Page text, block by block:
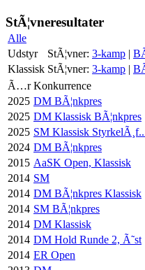
StÃ¦vneresultater
Alle
Udstyr
StÃ¦vner: 3-kamp |
Klassisk StÃ¦vner: 3-kamp |
Ã…r Konkurrence
2025 DM BÃ¦nkpres
2025 DM Klassisk BÃ¦nkpres
2025 SM Klassisk
2024 DM BÃ¦nkpres
2015 AaSK Open, Klassisk
2014 SM
2014 DM BÃ¦nkpres Klassisk
2014 SM BÃ¦nkpres
2014 DM Klassisk
2014 DM Hold Runde 2, Ã˜st
2014 ER Open